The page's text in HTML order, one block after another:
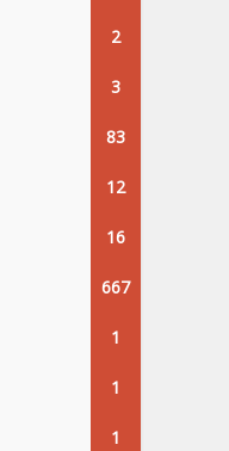
2
3
83
12
16
667
1
1
1